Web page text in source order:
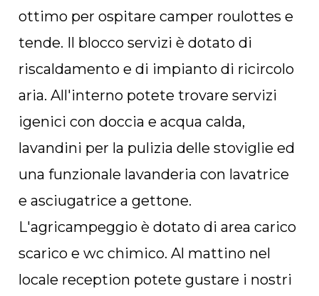
ottimo per ospitare camper roulottes e
tende. Il blocco servizi è dotato di
riscaldamento e di impianto di ricircolo
aria. All'interno potete trovare servizi
igenici con doccia e acqua calda,
lavandini per la pulizia delle stoviglie ed
una funzionale lavanderia con lavatrice
e asciugatrice a gettone.
L'agricampeggio è dotato di area carico
scarico e wc chimico. Al mattino nel
locale reception potete gustare i nostri